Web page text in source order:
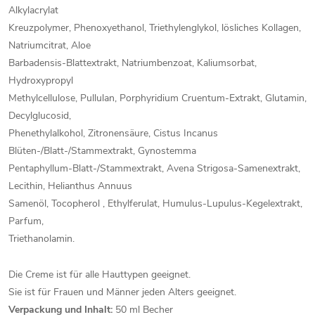
Alkylacrylat
Kreuzpolymer, Phenoxyethanol, Triethylenglykol, lösliches Kollagen,
Natriumcitrat, Aloe
Barbadensis-Blattextrakt, Natriumbenzoat, Kaliumsorbat,
Hydroxypropyl
Methylcellulose, Pullulan, Porphyridium Cruentum-Extrakt, Glutamin,
Decylglucosid,
Phenethylalkohol, Zitronensäure, Cistus Incanus
Blüten-/Blatt-/Stammextrakt, Gynostemma
Pentaphyllum-Blatt-/Stammextrakt, Avena Strigosa-Samenextrakt,
Lecithin, Helianthus Annuus
Samenöl, Tocopherol , Ethylferulat, Humulus-Lupulus-Kegelextrakt,
Parfum,
Triethanolamin.
Die Creme ist für alle Hauttypen geeignet.
Sie ist für Frauen und Männer jeden Alters geeignet.
Verpackung und Inhalt: 50 ml Becher